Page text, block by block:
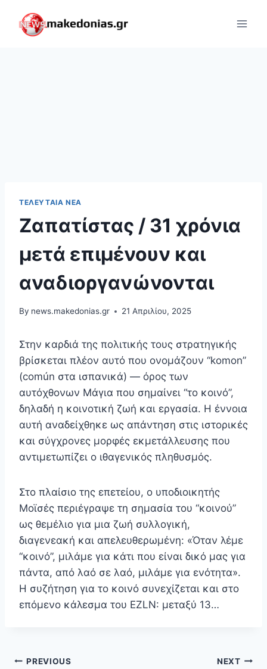
content
ΤΕΛΕΥΤΑΊΑ ΝΈΑ
Ζαπατίστας / 31 χρόνια
μετά επιμένουν και
αναδιοργανώνονται
By news.makedonias.gr 21 Απριλίου, 2025
Στην καρδιά της πολιτικής τους στρατηγικής
βρίσκεται πλέον αυτό που ονομάζουν “komon”
(común στα ισπανικά) — όρος των
αυτόχθονων Μάγια που σημαίνει “το κοινό”,
δηλαδή η κοινοτική ζωή και εργασία. Η έννοια
αυτή αναδείχθηκε ως απάντηση στις ιστορικές
και σύγχρονες μορφές εκμετάλλευσης που
αντιμετωπίζει ο ιθαγενικός πληθυσμός.
Στο πλαίσιο της επετείου, ο υποδιοικητής
Μοϊσές περιέγραψε τη σημασία του “κοινού”
ως θεμέλιο για μια ζωή συλλογική,
διαγενεακή και απελευθερωμένη: «Όταν λέμε
“κοινό”, μιλάμε για κάτι που είναι δικό μας για
πάντα, από λαό σε λαό, μιλάμε για ενότητα».
Η συζήτηση για το κοινό συνεχίζεται και στο
επόμενο κάλεσμα του EZLN: μεταξύ 13…
Πλοήγηση
PREVIOUS NEXT